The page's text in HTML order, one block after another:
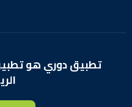
تطبيق دوري هو